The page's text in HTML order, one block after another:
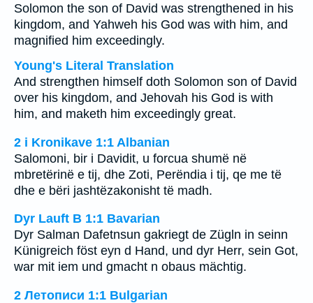
Solomon the son of David was strengthened in his
kingdom, and Yahweh his God was with him, and
magnified him exceedingly.
Young's Literal Translation
And strengthen himself doth Solomon son of David
over his kingdom, and Jehovah his God is with
him, and maketh him exceedingly great.
2 i Kronikave 1:1 Albanian
Salomoni, bir i Davidit, u forcua shumë në
mbretërinë e tij, dhe Zoti, Perëndia i tij, qe me të
dhe e bëri jashtëzakonisht të madh.
Dyr Lauft B 1:1 Bavarian
Dyr Salman Dafetnsun gakriegt de Zügln in seinn
Künigreich föst eyn d Hand, und dyr Herr, sein Got,
war mit iem und gmacht n obaus mächtig.
2 Летописи 1:1 Bulgarian